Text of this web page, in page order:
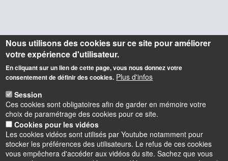
Nous utilisons des cookies sur ce site pour améliorer
votre expérience d'utilisateur.
En cliquant sur un lien de cette page, vous nous donnez votre
consentement de définir des cookies. Plus d'infos
Session
Ces cookies sont obligatoires afin de garder en mémoire votre
choix de paramétrage des cookies pour ce site.
Cookies pour les vidéos
Les cookies vidéos sont utilisés par Youtube notamment pour
stocker les préférences des utilisateurs. Le refus de ces cookies
vous empêchera d'accéder aux vidéos du site. Sachez que vous